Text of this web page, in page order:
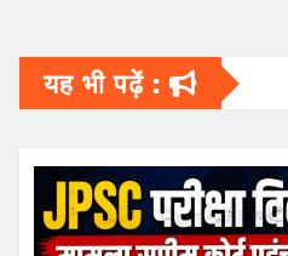
यह भी पढ़ें :